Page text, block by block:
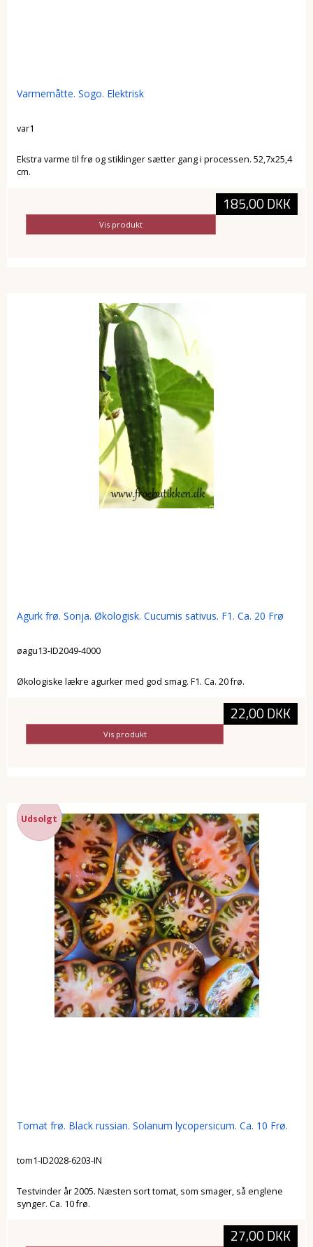
Varmemåtte. Sogo. Elektrisk
var1
Ekstra varme til frø og stiklinger sætter gang i processen. 52,7x25,4
cm.
185,00 DKK
Vis produkt
Agurk frø. Sonja. Økologisk. Cucumis sativus. F1. Ca. 20 Frø
øagu13-ID2049-4000
Økologiske lækre agurker med god smag. F1. Ca. 20 frø.
22,00 DKK
Vis produkt
Udsolgt
Tomat frø. Black russian. Solanum lycopersicum. Ca. 10 Frø.
tom1-ID2028-6203-IN
Testvinder år 2005. Næsten sort tomat, som smager, så englene
synger. Ca. 10 frø.
27,00 DKK